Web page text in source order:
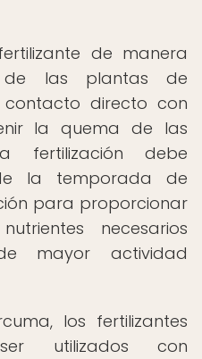
de manera
de las plantas de
directo con
la quema de las
fertilización debe
la temporada de
para proporcionar
necesarios
mayor actividad
los fertilizantes
utilizados con